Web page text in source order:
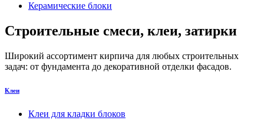
Керамические блоки
Строительные смеси, клеи, затирки
Широкий ассортимент кирпича для любых строительных
задач: от фундамента до декоративной отделки фасадов.
Клеи
Клеи для кладки блоков